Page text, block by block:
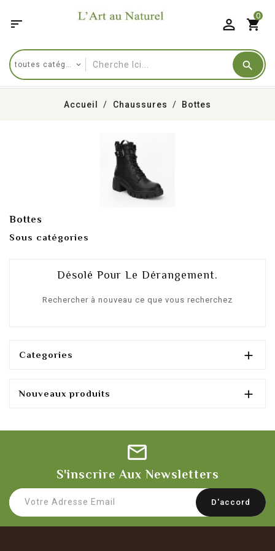
 shopping_cart
0
Accueil Chaussures Bottes
Bottes
Sous catégories
Désolé Pour Le Dérangement.
Rechercher à nouveau ce que vous recherchez
Categories 
Nouveaux produits 
S'inscrire Aux Newsletters